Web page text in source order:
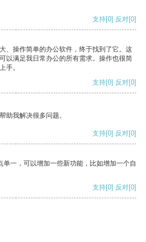
支持[0] 反对[0]
、操作简单的办公软件，终于找到了它。这
以满足我日常办公的所有需求。操作也很简
手。
支持[0] 反对[0]
助我解决很多问题。
支持[0] 反对[0]
单一，可以增加一些新功能，比如增加一个自
支持[0] 反对[0]